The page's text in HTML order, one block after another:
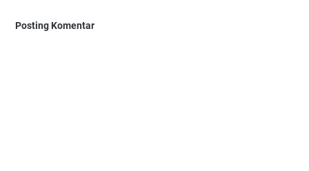
Posting Komentar